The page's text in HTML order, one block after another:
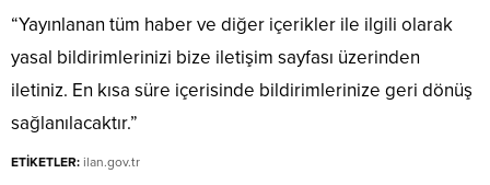
“Yayınlanan tüm haber ve diğer içerikler ile ilgili olarak
yasal bildirimlerinizi bize iletişim sayfası üzerinden
iletiniz. En kısa süre içerisinde bildirimlerinize geri dönüş
sağlanılacaktır.”
ETİKETLER: ilan.gov.tr